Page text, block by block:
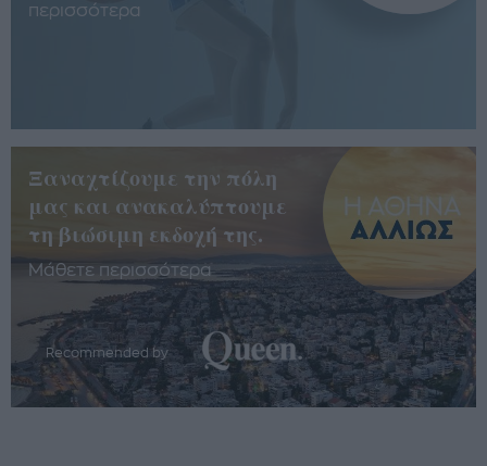
περισσότερα
Ξαναχτίζουμε την πόλη
μας και ανακαλύπτουμε
τη βιώσιμη εκδοχή της.
Μάθετε περισσότερα
Recommended by